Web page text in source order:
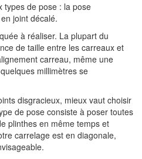
types de pose : la pose
joint décalé.
à réaliser. La plupart du
de taille entre les carreaux et
carreau, même une
millimètres se
disgracieux, mieux vaut choisir
de pose consiste à poser toutes
plinthes en même temps et
carrelage est en diagonale,